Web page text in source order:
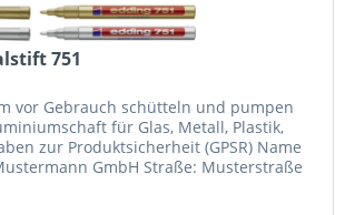
751
vor Gebrauch schütteln und pumpen
für Glas, Metall, Plastik,
zur Produktsicherheit (GPSR) Name
GmbH Straße: Musterstraße